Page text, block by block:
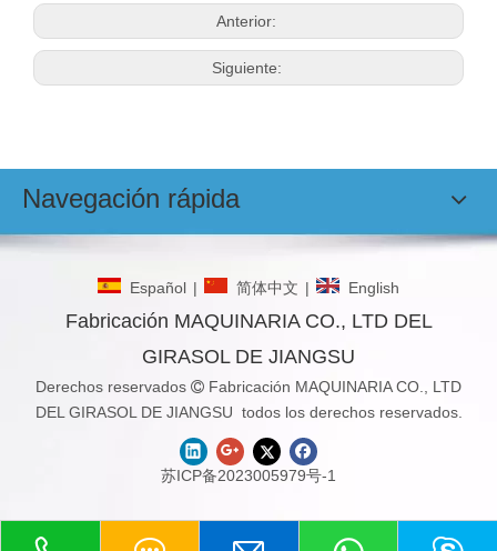
Anterior:
Siguiente:
Navegación rápida
Español | 简体中文 | English
Fabricación MAQUINARIA CO., LTD DEL
GIRASOL DE JIANGSU
Derechos reservados  Fabricación MAQUINARIA CO., LTD
DEL GIRASOL DE JIANGSU todos los derechos reservados.
苏ICP备2023005979号-1